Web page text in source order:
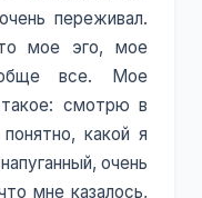
переживал.
мое эго, мое
все. Мое
смотрю в
какой я
очень
мне казалось,